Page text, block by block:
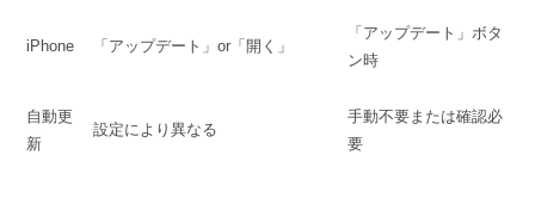
iPhone 「アップデート」or「開く」
「アップデート」ボタ
ン時
自動更
新
設定により異なる
手動不要または確認必
要